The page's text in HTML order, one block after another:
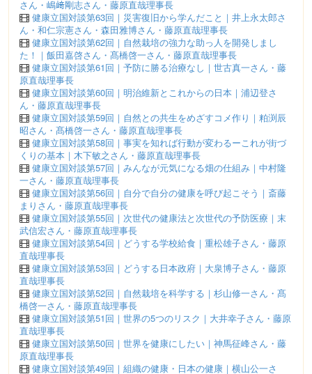
さん・嶋﨑剛志さん・藤原直哉理事長
健康立国対談第63回｜災害復旧から学んだこと｜井上永太郎さ
ん・和仁宗憲さん・森田雅博さん・藤原直哉理事長
健康立国対談第62回｜自然栽培の強力な助っ人を開発しまし
た！｜飯田嘉啓さん・髙橋啓一さん・藤原直哉理事長
健康立国対談第61回｜予防に勝る治療なし｜世古真一さん・藤
原直哉理事長
健康立国対談第60回｜明治維新とこれからの日本｜浦辺登さ
ん・藤原直哉理事長
健康立国対談第59回｜自然との共生をめざすコメ作り｜粕渕辰
昭さん・髙橋啓一さん・藤原直哉理事長
健康立国対談第58回｜事実を知れば行動が変わるーこれが街づ
くりの基本｜木下敏之さん・藤原直哉理事長
健康立国対談第57回｜みんなが元気になる畑の仕組み｜中村隆
一さん・藤原直哉理事長
健康立国対談第56回｜自分で自分の健康を呼び起こそう｜斎藤
まりさん・藤原直哉理事長
健康立国対談第55回｜次世代の健康法と次世代の予防医療｜末
武信宏さん・藤原直哉理事長
健康立国対談第54回｜どうする学校給食｜重松雄子さん・藤原
直哉理事長
健康立国対談第53回｜どうする日本政府｜大泉博子さん・藤原
直哉理事長
健康立国対談第52回｜自然栽培を科学する｜杉山修一さん・髙
橋啓一さん・藤原直哉理事長
健康立国対談第51回｜世界の5つのリスク｜大井幸子さん・藤原
直哉理事長
健康立国対談第50回｜世界を健康にしたい｜神馬征峰さん・藤
原直哉理事長
健康立国対談第49回｜組織の健康・日本の健康｜横山公一さ